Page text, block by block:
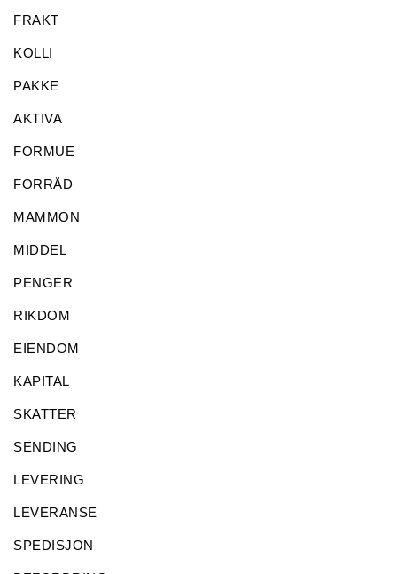
FRAKT
KOLLI
PAKKE
AKTIVA
FORMUE
FORRÅD
MAMMON
MIDDEL
PENGER
RIKDOM
EIENDOM
KAPITAL
SKATTER
SENDING
LEVERING
LEVERANSE
SPEDISJON